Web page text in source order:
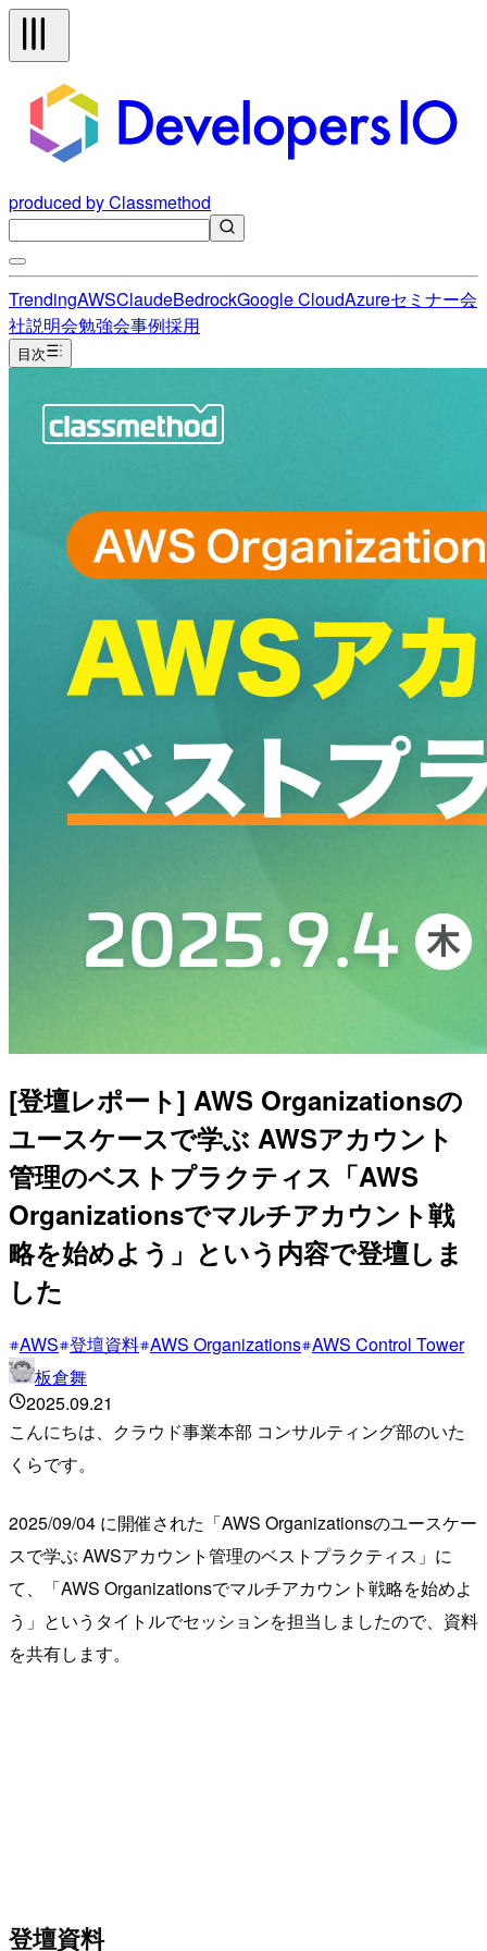
produced by Classmethod
TrendingAWSClaudeBedrockGoogle CloudAzureセミナー会
社説明会勉強会事例採用
目次
[登壇レポート] AWS Organizationsの
ユースケースで学ぶ AWSアカウント
管理のベストプラクティス「AWS
Organizationsでマルチアカウント戦
略を始めよう」という内容で登壇しま
した
AWS 登壇資料 AWS Organizations AWS Control Tower
板倉舞
2025.09.21
こんにちは、クラウド事業本部 コンサルティング部のいた
くらです。
2025/09/04 に開催された「AWS Organizationsのユースケー
スで学ぶ AWSアカウント管理のベストプラクティス」に
て、「AWS Organizationsでマルチアカウント戦略を始めよ
う」というタイトルでセッションを担当しましたので、資料
を共有します。
登壇資料